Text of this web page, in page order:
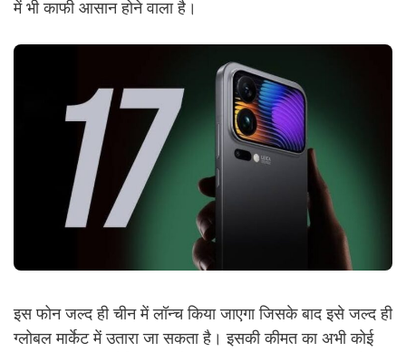
में भी काफी आसान होने वाला है।
इस फोन जल्द ही चीन में लॉन्च किया जाएगा जिसके बाद इसे जल्द ही
ग्लोबल मार्केट में उतारा जा सकता है। इसकी कीमत का अभी कोई